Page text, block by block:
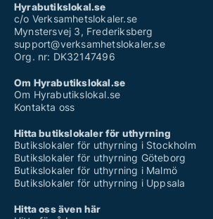
Hyrabutikslokal.se
c/o Verksamhetslokaler.se
Mynstersvej 3, Frederiksberg
support@verksamhetslokaler.se
Org. nr: DK32147496
Om Hyrabutikslokal.se
Om Hyrabutikslokal.se
Kontakta oss
Hitta butikslokaler för uthyrning
Butikslokaler för uthyrning i Stockholm
Butikslokaler för uthyrning Göteborg
Butikslokaler för uthyrning i Malmö
Butikslokaler för uthyrning i Uppsala
Hitta oss även här